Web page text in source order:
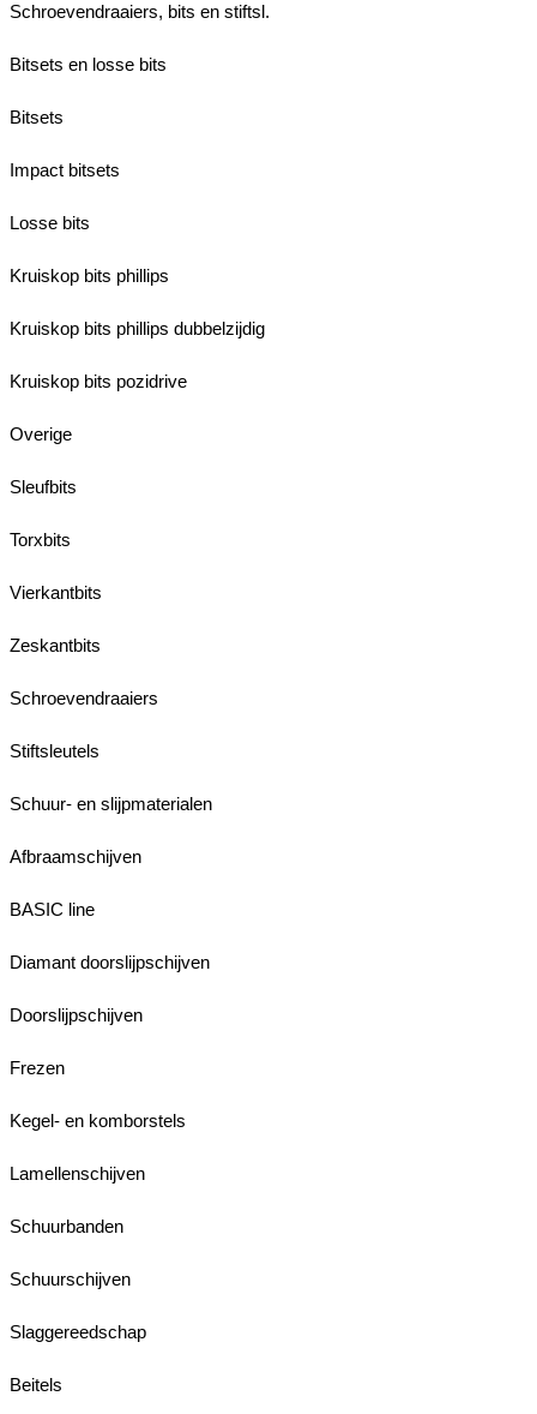
Schroevendraaiers, bits en stiftsl.
Bitsets en losse bits
Bitsets
Impact bitsets
Losse bits
Kruiskop bits phillips
Kruiskop bits phillips dubbelzijdig
Kruiskop bits pozidrive
Overige
Sleufbits
Torxbits
Vierkantbits
Zeskantbits
Schroevendraaiers
Stiftsleutels
Schuur- en slijpmaterialen
Afbraamschijven
BASIC line
Diamant doorslijpschijven
Doorslijpschijven
Frezen
Kegel- en komborstels
Lamellenschijven
Schuurbanden
Schuurschijven
Slaggereedschap
Beitels